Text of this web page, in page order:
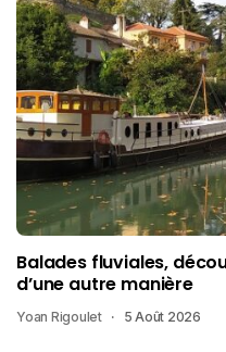
Balades fluviales,
d’une autre manière
Yoan Rigoulet 5 Août 2026